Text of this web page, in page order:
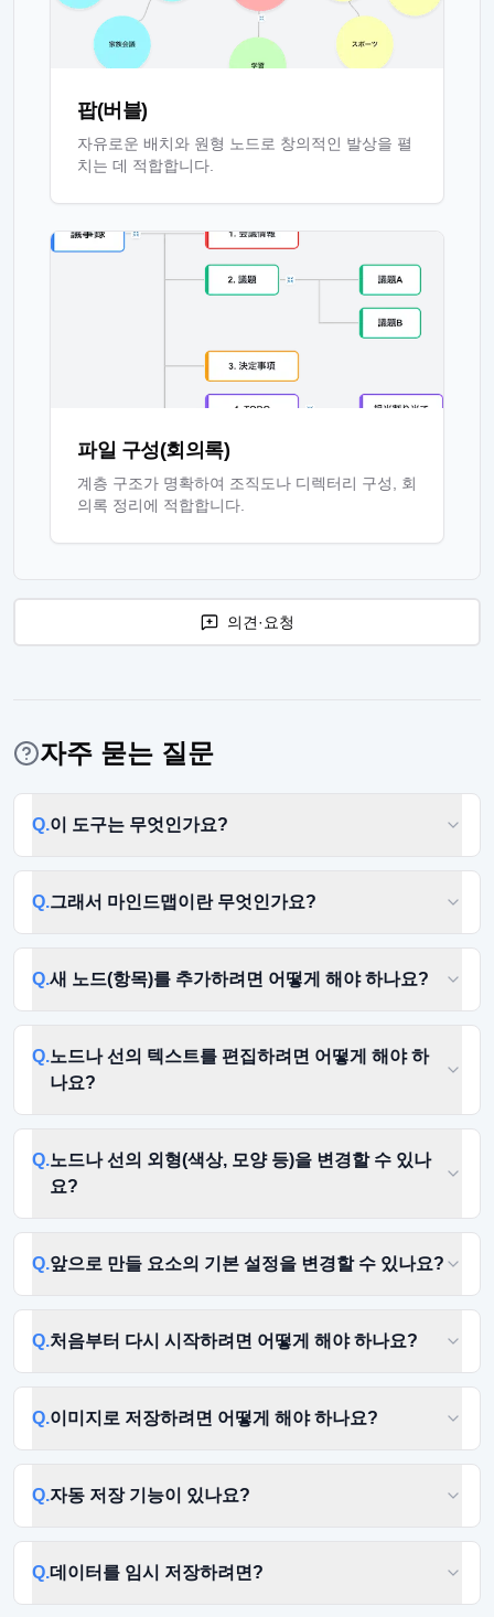
팝(버블)
자유로운 배치와 원형 노드로 창의적인 발상을 펼
치는 데 적합합니다.
파일 구성(회의록)
계층 구조가 명확하여 조직도나 디렉터리 구성, 회
의록 정리에 적합합니다.
의견·요청
자주 묻는 질문
Q.이 도구는 무엇인가요?
Q.그래서 마인드맵이란 무엇인가요?
Q.새 노드(항목)를 추가하려면 어떻게 해야 하나요?
Q.노드나 선의 텍스트를 편집하려면 어떻게 해야 하
나요?
Q.노드나 선의 외형(색상, 모양 등)을 변경할 수 있나
요?
Q.앞으로 만들 요소의 기본 설정을 변경할 수 있나요?
Q.처음부터 다시 시작하려면 어떻게 해야 하나요?
Q.이미지로 저장하려면 어떻게 해야 하나요?
Q.자동 저장 기능이 있나요?
Q.데이터를 임시 저장하려면?